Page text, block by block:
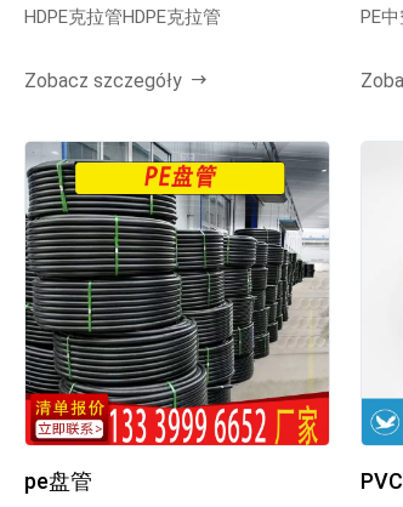
HDPE克拉管HDPE克拉管
Zobacz szczegóły
PE
pe盘管